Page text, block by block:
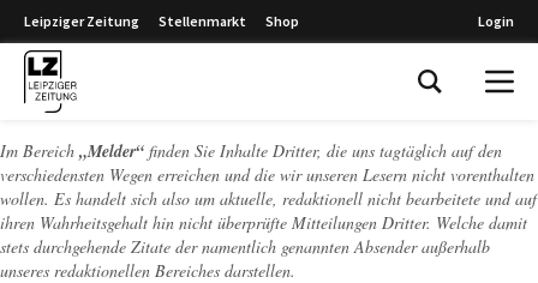
Leipziger Zeitung Stellenmarkt Shop Login
Im Bereich „Melder“ finden Sie Inhalte Dritter, die uns tagtäglich auf den
verschiedensten Wegen erreichen und die wir unseren Lesern nicht vorenthalten
wollen. Es handelt sich also um aktuelle, redaktionell nicht bearbeitete und auf
ihren Wahrheitsgehalt hin nicht überprüfte Mitteilungen Dritter. Welche damit
stets durchgehende Zitate der namentlich genannten Absender außerhalb
unseres redaktionellen Bereiches darstellen.